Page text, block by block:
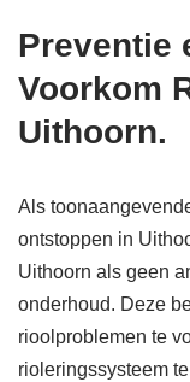
Preventie
Voorkom
Uithoorn.
Als
ontstoppen in
Uithoorn als geen
onderhoud. Deze
rioolproblemen te
rioleringssysteem